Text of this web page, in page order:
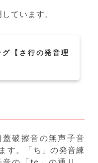
ています。
【さ行の発音理
破擦音の無声子音
す。「ち」の発音練